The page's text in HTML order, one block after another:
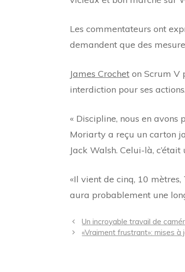
Les commentateurs ont
demandent que des
James Crochet on Scrum V
interdiction pour ses actions.
« Discipline, nous en
Moriarty a reçu un carton
Jack Walsh. Celui-là,
«Il vient de cinq, 10
aura probablement une
Navigation
des
Un incroyable travail de
«Vraiment frustrant»: mises